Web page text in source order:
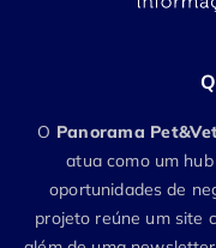
O Panorama
atua como um
oportunidades de
projeto reúne um site